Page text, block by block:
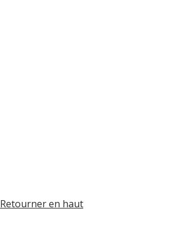
Retourner en haut